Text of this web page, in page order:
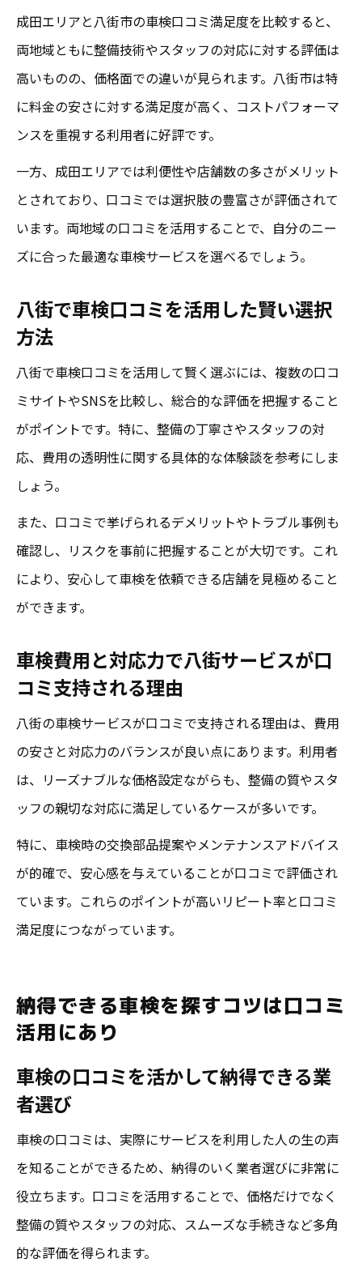
成田エリアと八街市の車検口コミ満足度を比較すると、
両地域ともに整備技術やスタッフの対応に対する評価は
高いものの、価格面での違いが見られます。八街市は特
に料金の安さに対する満足度が高く、コストパフォーマ
ンスを重視する利用者に好評です。
一方、成田エリアでは利便性や店舗数の多さがメリット
とされており、口コミでは選択肢の豊富さが評価されて
います。両地域の口コミを活用することで、自分のニー
ズに合った最適な車検サービスを選べるでしょう。
八街で車検口コミを活用した賢い選択
方法
八街で車検口コミを活用して賢く選ぶには、複数の口コ
ミサイトやSNSを比較し、総合的な評価を把握すること
がポイントです。特に、整備の丁寧さやスタッフの対
応、費用の透明性に関する具体的な体験談を参考にしま
しょう。
また、口コミで挙げられるデメリットやトラブル事例も
確認し、リスクを事前に把握することが大切です。これ
により、安心して車検を依頼できる店舗を見極めること
ができます。
車検費用と対応力で八街サービスが口
コミ支持される理由
八街の車検サービスが口コミで支持される理由は、費用
の安さと対応力のバランスが良い点にあります。利用者
は、リーズナブルな価格設定ながらも、整備の質やスタ
ッフの親切な対応に満足しているケースが多いです。
特に、車検時の交換部品提案やメンテナンスアドバイス
が的確で、安心感を与えていることが口コミで評価され
ています。これらのポイントが高いリピート率と口コミ
満足度につながっています。
納得できる車検を探すコツは口コミ
活用にあり
車検の口コミを活かして納得できる業
者選び
車検の口コミは、実際にサービスを利用した人の生の声
を知ることができるため、納得のいく業者選びに非常に
役立ちます。口コミを活用することで、価格だけでなく
整備の質やスタッフの対応、スムーズな手続きなど多角
的な評価を得られます。